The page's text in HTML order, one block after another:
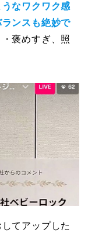
なワクワク感
ンスも絶妙で
・褒めすぎ、照
てアップした